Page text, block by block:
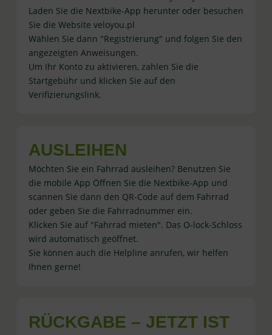
Laden Sie die Nextbike-App herunter oder besuchen
Sie die Website veloyou.pl
Wählen Sie dann "Registrierung" und folgen Sie den
angezeigten Anweisungen.
Um Ihr Konto zu aktivieren, zahlen Sie die
Startgebühr und klicken Sie auf den
Verifizierungslink.
AUSLEIHEN
Möchten Sie ein Fahrrad ausleihen? Benutzen Sie
die mobile App Öffnen Sie die Nextbike-App und
scannen Sie dann den QR-Code auf dem Fahrrad
oder geben Sie die Fahrradnummer ein.
Klicken Sie auf "Fahrrad mieten". Das O-lock-Schloss
wird automatisch geöffnet.
Sie können auch die Helpline anrufen, wir helfen
Ihnen gerne!
RÜCKGABE – JETZT IST